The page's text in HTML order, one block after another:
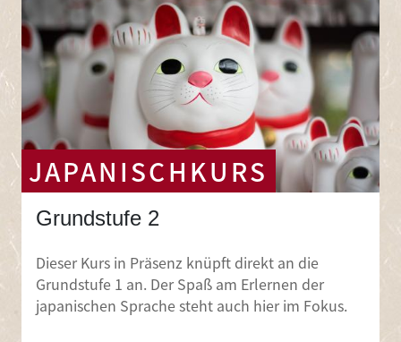
JAPANISCHKURS
Grundstufe 2
Dieser Kurs in Präsenz knüpft direkt an die
Grundstufe 1 an. Der Spaß am Erlernen der
japanischen Sprache steht auch hier im Fokus.